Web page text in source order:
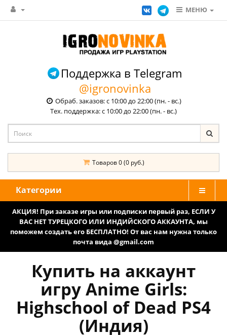
МЕНЮ
Поддержка в Telegram
@igronovinka
Обраб. заказов: с 10:00 до 22:00 (пн. - вс.)
Тех. поддержка: с 10:00 до 22:00 (пн. - вс.)
Товаров 0 (0 руб.)
Категории
АКЦИЯ! При заказе игры или подписки первый раз, ЕСЛИ У
ВАС НЕТ ТУРЕЦКОГО ИЛИ ИНДИЙСКОГО АККАУНТА, мы
поможем создать его БЕСПЛАТНО! От вас нам нужна только
почта вида @gmail.com
Купить на аккаунт
игру Anime Girls:
Highschool of Dead PS4
(Индия)